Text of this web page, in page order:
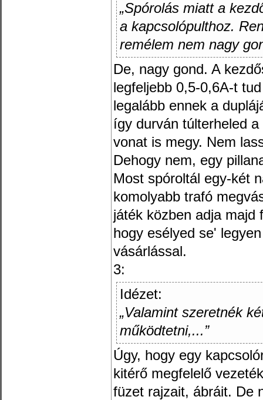
„Spórolás miatt a
a kapcsolópulthoz.
remélem nem nagy
De, nagy gond. A
legfeljebb 0,5-0,6A-t
legalább ennek a
így durván túlterheled
vonat is megy. Nem
Dehogy nem, egy
Most spóroltál egy-két
komolyabb trafó
játék közben adja majd
hogy esélyed se'
vásárlással.
3:
Idézet:
„Valamint szeretnék
működtetni,...”
Úgy, hogy egy
kitérő megfelelő
füzet rajzait, ábráit. De